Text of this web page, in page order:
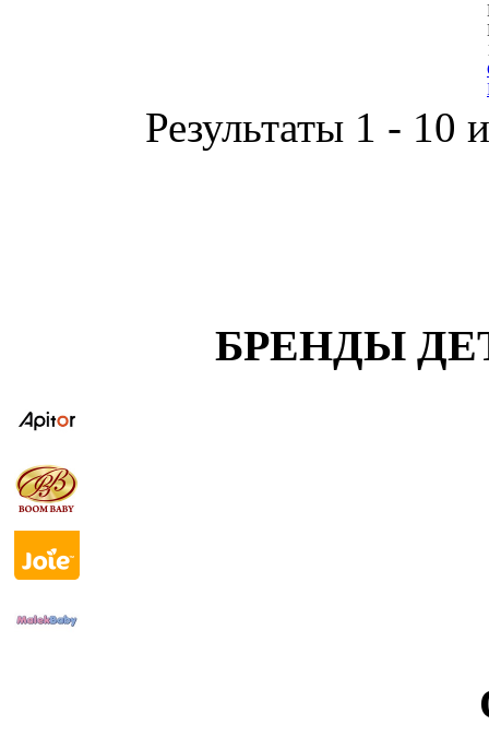
Результаты 1 - 10
БРЕНДЫ